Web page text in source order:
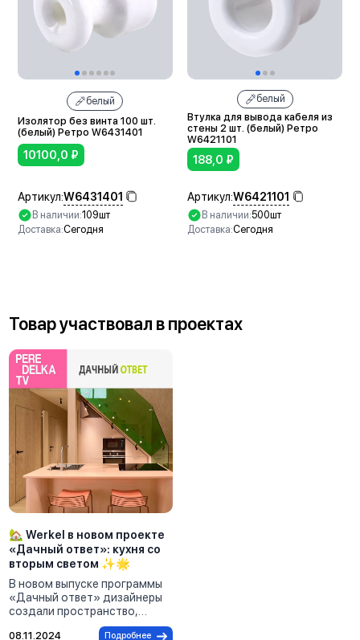
белый
Изолятор без винта 100 шт.
(белый) Ретро W6431401
10100,0 ₽
Артикул:W6431401
В наличии:109шт
Доставка:Сегодня
белый
Втулка для вывода кабеля из
стены 2 шт. (белый) Ретро
W6421101
188,0 ₽
Артикул:W6421101
В наличии:500шт
Доставка:Сегодня
Товар участвовал в проектах
🏡 Werkel в новом проекте
«Дачный ответ»: кухня со
вторым светом ✨🌟
В новом выпуске программы
«Дачный ответ» дизайнеры
создали пространство,
пропитанное любовью —
08.11.2024 Подробнее